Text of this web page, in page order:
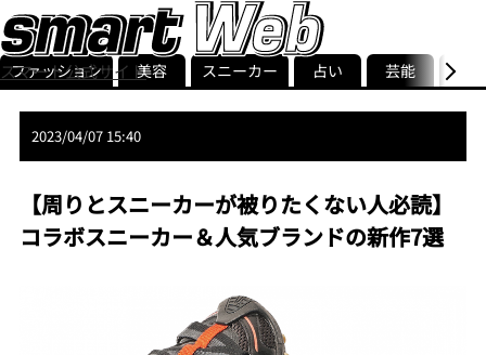
スマート公式サイト
smart最新号
記事一覧ランキング
ストリ
ファッション 美容 スニーカー 占い 芸能 グル
2023/04/07 15:40
【周りとスニーカーが被りたくない人必読】
コラボスニーカー＆人気ブランドの新作7選